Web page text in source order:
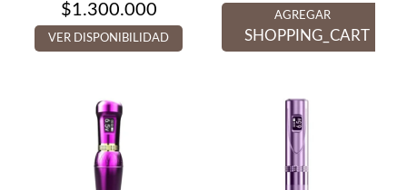
$1.300.000
VER DISPONIBILIDAD
AGREGAR
SHOPPING_CART